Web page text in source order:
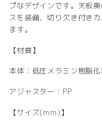
プなデザインです。天板
スを装備、切り欠き付き
ます。
【材質】
本体：低圧メラミン樹脂
アジャスター：PP
【サイズ(mm)】